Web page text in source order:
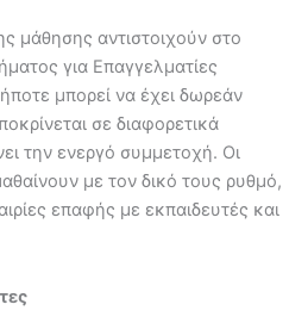
μάθησης αντιστοιχούν στο
για Επαγγελματίες
μπορεί να έχει δωρεάν
σε διαφορετικά
την ενεργό συμμετοχή. Οι
με τον δικό τους ρυθμό,
επαφής με εκπαιδευτές και